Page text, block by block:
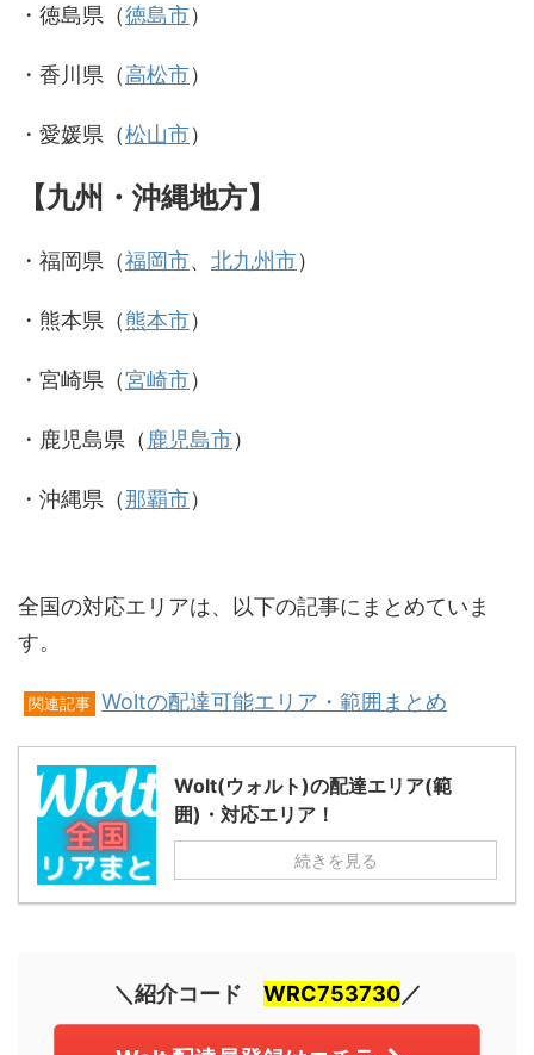
・徳島県（徳島市）
・香川県（高松市）
・愛媛県（松山市）
【九州・沖縄地方】
・福岡県（福岡市、 北九州市）
・熊本県（熊本市）
・宮崎県（宮崎市）
・鹿児島県（ 鹿児島市）
・沖縄県（那覇市）
全国の対応エリアは、以下の記事にまとめていま
す。
関連記事 Woltの配達可能エリア・範囲まとめ
Wolt(ウォルト)の配達エリア(範
囲)・対応エリア！
続きを見る
＼紹介コード WRC753730／